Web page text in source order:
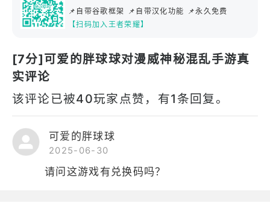
📌自带谷歌框架 📌自带汉化功能 📌永久免费
【扫码加入王者荣耀】
[7分]可爱的胖球球对漫威神秘混乱手游真
实评论
该评论已被40玩家点赞，有1条回复。
可爱的胖球球
2025-06-30
请问这游戏有兑换码吗？